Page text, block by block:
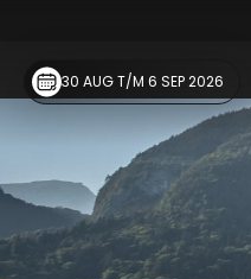
30 AUG T/M 6 SEP 2026